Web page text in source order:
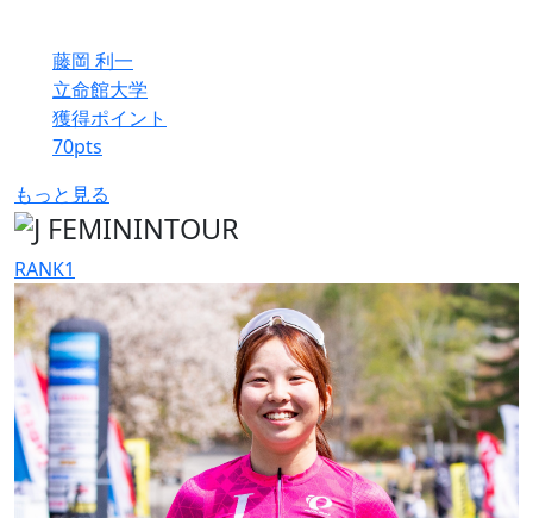
藤岡 利一
立命館大学
獲得ポイント
70pts
もっと見る
RANK1